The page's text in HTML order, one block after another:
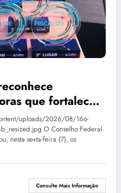
que fortalecem
uploads/2026/08/16o-
O Conselho Federal
nesta sexta-feira (7), os
Consulte Mais Informação